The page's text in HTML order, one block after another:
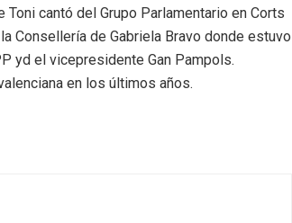
cantó del Grupo Parlamentario en Corts
Consellería de Gabriela Bravo donde estuvo
yd el vicepresidente Gan Pampols.
en los últimos años.